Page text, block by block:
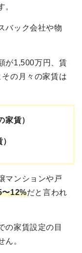
。
バック会社や物
が1,500万円、賃
の月々の家賃は
賃）
マンションや戸
〜12%だと言われ
の家賃設定の目
ん。